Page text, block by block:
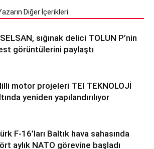
Diğer İçerikleri
sığınak delici TOLUN P’nin
görüntülerini paylaştı
motor projeleri TEI TEKNOLOJİ
yeniden yapılandırılıyor
F-16’ları Baltık hava sahasında
aylık NATO görevine başladı